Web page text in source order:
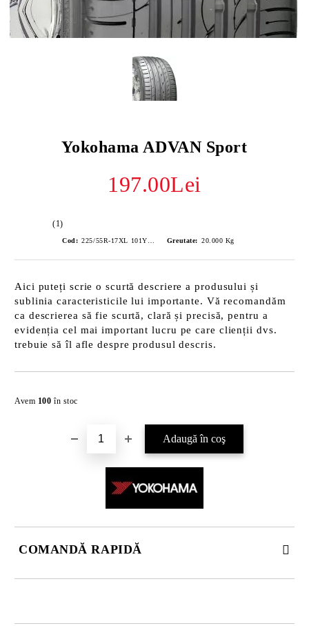
Yokohama ADVAN Sport
197.00Lei
(1)
Cod: Greutate: 20.000 Kg
Aici puteți scrie o scurtă descriere a produsului și
sublinia caracteristicile lui importante. Vă recomandăm
ca descrierea să fie scurtă, clară și precisă, pentru a
evidenția cel mai important lucru pe care clienții dvs.
trebuie să îl afle despre produsul descris.
Avem 100în stoc
COMANDĂ RAPIDĂ